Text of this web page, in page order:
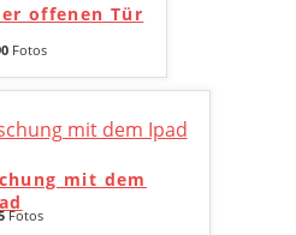
offenen Tür
Fotos
mit dem
Fotos